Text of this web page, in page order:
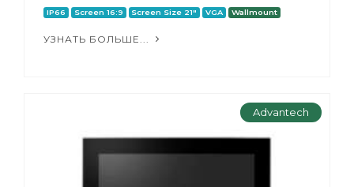
IP66 Screen 16:9 Screen Size 21" VGA Wallmount
УЗНАТЬ БОЛЬШЕ...
Advantech